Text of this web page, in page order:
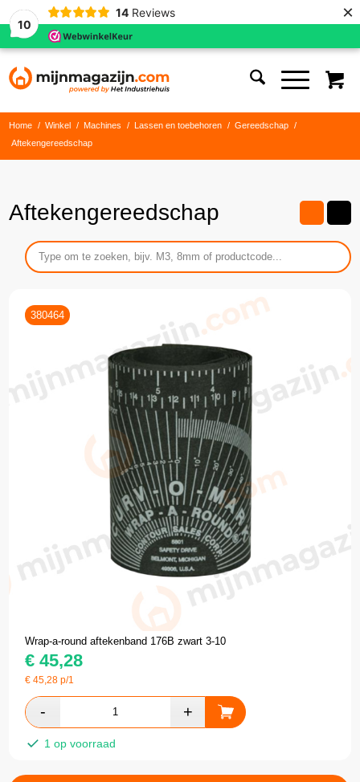
10
14 Reviews ×
Home / Winkel / Machines / Lassen en toebehoren / Gereedschap
/
Aftekengereedschap
Aftekengereedschap
380464
Wrap-a-round aftekenband 176B zwart 3-10
€ 45,28
€45,28 p/1
1 op voorraad